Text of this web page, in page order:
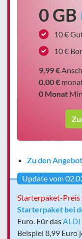
0 GB
10 €
10 €
9,99 €
0,00 €
0 Monat
Zu den
Update vom
Starterpaket-Preis
Starterpaket bei
Euro. Für dasALDI
Beispiel 8,99 Euro